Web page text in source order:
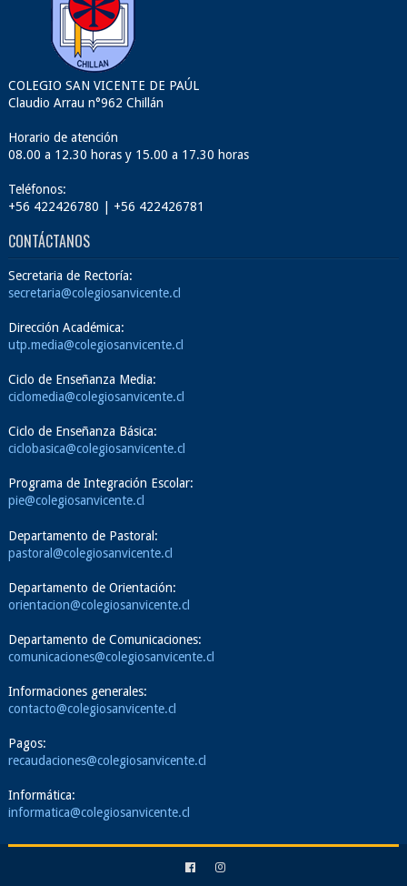
COLEGIO SAN VICENTE DE PAÚL
Claudio Arrau n°962 Chillán
Horario de atención
08.00 a 12.30 horas y 15.00 a 17.30 horas
Teléfonos:
+56 422426780 | +56 422426781
CONTÁCTANOS
Secretaria de Rectoría:
secretaria@colegiosanvicente.cl
Dirección Académica:
utp.media@colegiosanvicente.cl
Ciclo de Enseñanza Media:
ciclomedia@colegiosanvicente.cl
Ciclo de Enseñanza Básica:
ciclobasica@colegiosanvicente.cl
Programa de Integración Escolar:
pie@colegiosanvicente.cl
Departamento de Pastoral:
pastoral@colegiosanvicente.cl
Departamento de Orientación:
orientacion@colegiosanvicente.cl
Departamento de Comunicaciones:
comunicaciones@colegiosanvicente.cl
Informaciones generales:
contacto@colegiosanvicente.cl
Pagos:
recaudaciones@colegiosanvicente.cl
Informática:
informatica@colegiosanvicente.cl